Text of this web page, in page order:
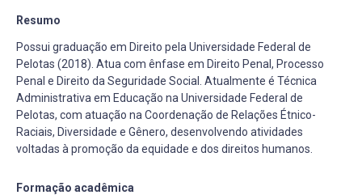
Resumo
Possui graduação em Direito pela Universidade Federal de
Pelotas (2018). Atua com ênfase em Direito Penal, Processo
Penal e Direito da Seguridade Social. Atualmente é Técnica
Administrativa em Educação na Universidade Federal de
Pelotas, com atuação na Coordenação de Relações Étnico-
Raciais, Diversidade e Gênero, desenvolvendo atividades
voltadas à promoção da equidade e dos direitos humanos.
Formação acadêmica